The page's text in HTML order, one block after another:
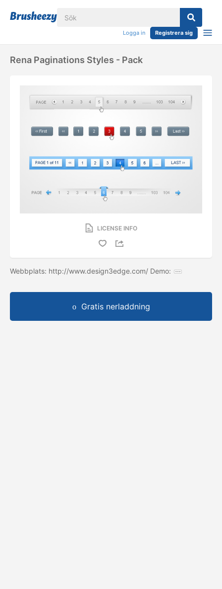
Logga in Registrera sig
Rena Paginations Styles - Pack
LICENSE INFO
Webbplats: http://www.design3edge.com/ Demo:
Gratis nerladdning